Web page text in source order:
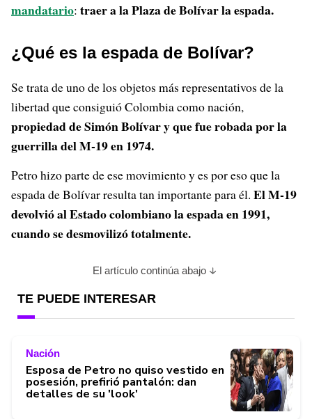
mandatario: traer a la Plaza de Bolívar la espada.
¿Qué es la espada de Bolívar?
Se trata de uno de los objetos más representativos de la
libertad que consiguió Colombia como nación,
propiedad de Simón Bolívar y que fue robada por la
guerrilla del M-19 en 1974.
Petro hizo parte de ese movimiento y es por eso que la
espada de Bolívar resulta tan importante para él. El M-19
devolvió al Estado colombiano la espada en 1991,
cuando se desmovilizó totalmente.
El artículo continúa abajo
TE PUEDE INTERESAR
Nación
Esposa de Petro no quiso vestido en
posesión, prefirió pantalón: dan
detalles de su 'look'